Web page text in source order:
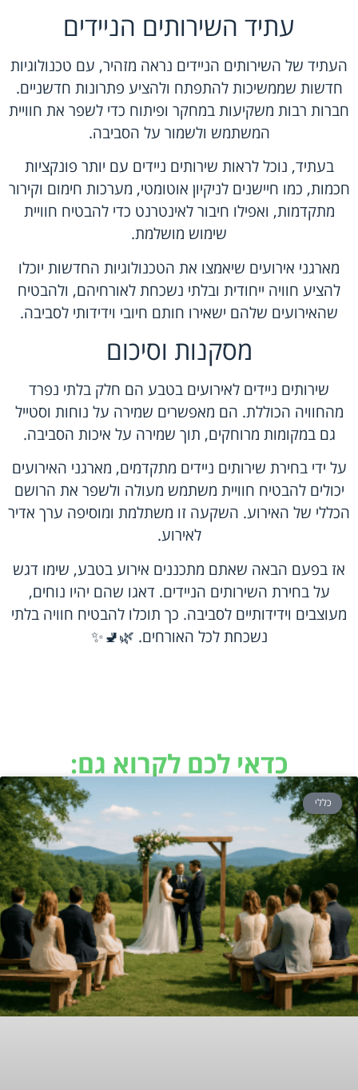
עתיד השירותים הניידים
העתיד של השירותים הניידים נראה מזהיר, עם טכנולוגיות
חדשות שממשיכות להתפתח ולהציע פתרונות חדשניים.
חברות רבות משקיעות במחקר ופיתוח כדי לשפר את חוויית
המשתמש ולשמור על הסביבה.
בעתיד, נוכל לראות שירותים ניידים עם יותר פונקציות
חכמות, כמו חיישנים לניקיון אוטומטי, מערכות חימום וקירור
מתקדמות, ואפילו חיבור לאינטרנט כדי להבטיח חוויית
שימוש מושלמת.
מארגני אירועים שיאמצו את הטכנולוגיות החדשות יוכלו
להציע חוויה ייחודית ובלתי נשכחת לאורחיהם, ולהבטיח
שהאירועים שלהם ישאירו חותם חיובי וידידותי לסביבה.
מסקנות וסיכום
שירותים ניידים לאירועים בטבע הם חלק בלתי נפרד
מהחוויה הכוללת. הם מאפשרים שמירה על נוחות וסטייל
גם במקומות מרוחקים, תוך שמירה על איכות הסביבה.
על ידי בחירת שירותים ניידים מתקדמים, מארגני האירועים
יכולים להבטיח חוויית משתמש מעולה ולשפר את הרושם
הכללי של האירוע. השקעה זו משתלמת ומוסיפה ערך אדיר
לאירוע.
אז בפעם הבאה שאתם מתכננים אירוע בטבע, שימו דגש
על בחירת השירותים הניידים. דאגו שהם יהיו נוחים,
מעוצבים וידידותיים לסביבה. כך תוכלו להבטיח חוויה בלתי
נשכחת לכל האורחים. 🌿🚽✨
כדאי לכם לקרוא גם:
כללי